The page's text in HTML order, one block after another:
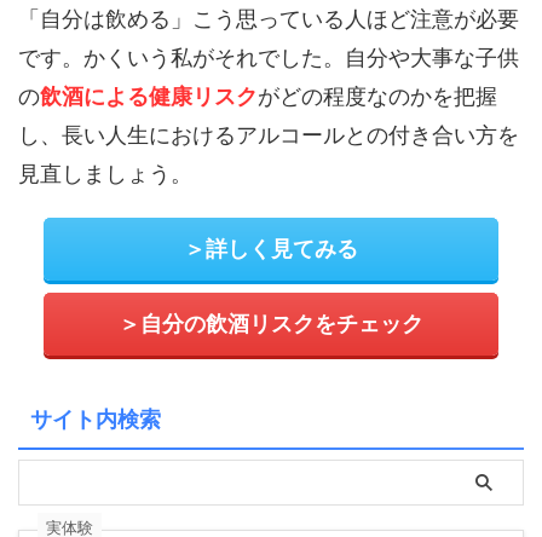
「自分は飲める」こう思っている人ほど注意が必要
です。かくいう私がそれでした。自分や大事な子供
の飲酒による健康リスクがどの程度なのかを把握
し、長い人生におけるアルコールとの付き合い方を
見直しましょう。
＞詳しく見てみる
＞自分の飲酒リスクをチェック
サイト内検索
実体験